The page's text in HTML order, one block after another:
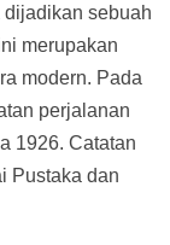
sebuah
merupakan
modern. Pada
perjalanan
1926. Catatan
Pustaka dan